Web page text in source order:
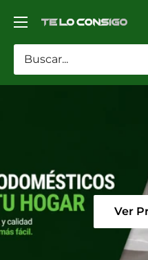
directamente
contenido
TELOCONSIGO